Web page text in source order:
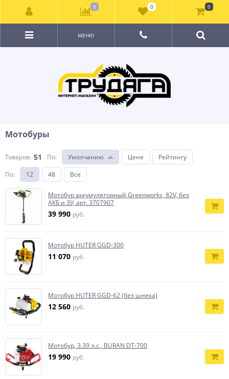
МЕНЮ
Мотобуры
Товаров: 51 По: Умолчанию Цене
Рейтингу
По: 12 48 Все
Мотобур аккумуляторный Greenworks, 82V, без
АКБ и ЗУ, арт. 3707907
39 990 руб.
Мотобур HUTER GGD-300
11 070 руб.
Мотобур HUTER GGD-62 (без шнека)
12 560 руб.
Мотобур, 3.39 л.с., BURAN DT-700
19 990 руб.
0 0 0